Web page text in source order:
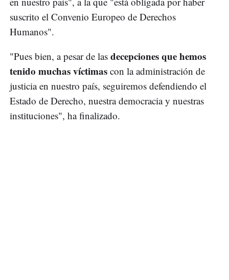
suscrito el Convenio Europeo de Derechos
Humanos".
"Pues bien, a pesar de las decepciones que hemos
tenido muchas víctimas con la administración de
justicia en nuestro país, seguiremos defendiendo el
Estado de Derecho, nuestra democracia y nuestras
instituciones", ha finalizado.